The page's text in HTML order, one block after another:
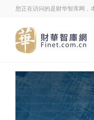
您正在访问的是财华智库网，